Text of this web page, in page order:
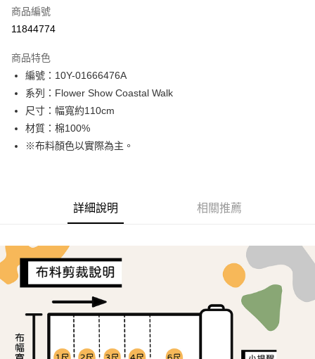
超商取貨付款
Apple Pay
街口支付
Google Pay
AFTEE先享後付
１．簡單：不需註冊會員、不需綁卡、不需儲值。
３．安心：先確認商品／服務後，再付款。
【「AFTEE先享後付」結帳流程】
１．於結帳方式選擇「AFTEE先享後付」後，將跳轉至「AFTEE先享後付」
結帳頁面，進行簡訊認證並確認金額後，即可完成結帳。
２．訂單成立數日內，您將收到繳費通知簡訊。
３．收到繳費通知簡訊後14天內，點擊此簡訊中的連結，可透過四大超商／
ATM／網路銀行／等多元方式進行付款，方視為交易完成。
※ 請注意：結帳手續完成當下不需立刻繳費，但若您需要取消訂單，請聯絡
全家取貨付款
每筆NT$65，滿NT$1,500(含以上)免運費
每筆NT$65，滿NT$1,500(含以上)免運費
宅配
商品編號
11844774
商品特色
編號：10Y-01666476A
系列：Flower Show Coastal Walk
尺寸：幅寬約110cm
材質：棉100%
※布料顏色以實際為主。
詳細說明 相關推薦